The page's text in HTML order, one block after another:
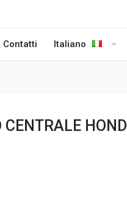
Contatti Italiano
CENTRALE